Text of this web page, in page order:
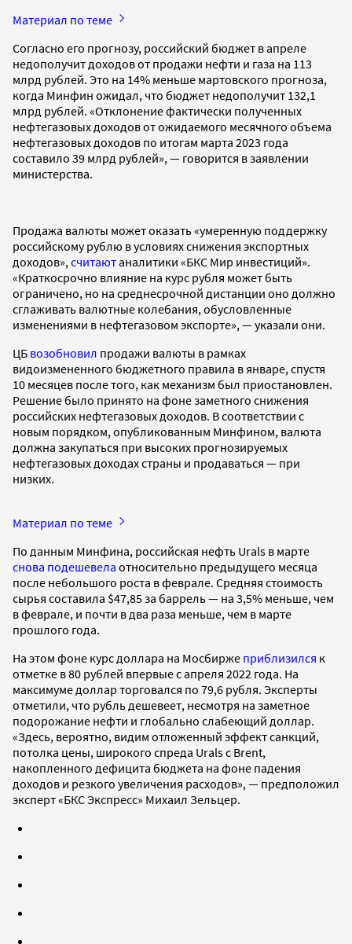
Материал по теме
Согласно его прогнозу, российский бюджет в апреле
недополучит доходов от продажи нефти и газа на 113
млрд рублей. Это на 14% меньше мартовского прогноза,
когда Минфин ожидал, что бюджет недополучит 132,1
млрд рублей. «Отклонение фактически полученных
нефтегазовых доходов от ожидаемого месячного объема
нефтегазовых доходов по итогам марта 2023 года
составило 39 млрд рублей», — говорится в заявлении
министерства.
Продажа валюты может оказать «умеренную поддержку
российскому рублю в условиях снижения экспортных
доходов», считаютаналитики «БКС Мир инвестиций».
«Краткосрочно влияние на курс рубля может быть
ограничено, но на среднесрочной дистанции оно должно
сглаживать валютные колебания, обусловленные
изменениями в нефтегазовом экспорте», — указали они.
ЦБ возобновил продажи валюты в рамках
видоизмененного бюджетного правила в январе, спустя
10 месяцев после того, как механизм был приостановлен.
Решение было принято на фоне заметного снижения
российских нефтегазовых доходов. В соответствии с
новым порядком, опубликованным Минфином, валюта
должна закупаться при высоких прогнозируемых
нефтегазовых доходах страны и продаваться — при
низких.
Материал по теме
По данным Минфина, российская нефть Urals в марте
снова подешевела относительно предыдущего месяца
после небольшого роста в феврале. Средняя стоимость
сырья составила $47,85 за баррель — на 3,5% меньше, чем
в феврале, и почти в два раза меньше, чем в марте
прошлого года.
На этом фоне курс доллара на Мосбирже приблизился к
отметке в 80 рублей впервые с апреля 2022 года. На
максимуме доллар торговался по 79,6 рубля. Эксперты
отметили, что рубль дешевеет, несмотря на заметное
подорожание нефти и глобально слабеющий доллар.
«Здесь, вероятно, видим отложенный эффект санкций,
потолка цены, широкого спреда Urals с Brent,
накопленного дефицита бюджета на фоне падения
доходов и резкого увеличения расходов», — предположил
эксперт «БКС Экспресс» Михаил Зельцер.